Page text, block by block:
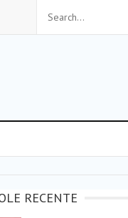
RECENTE